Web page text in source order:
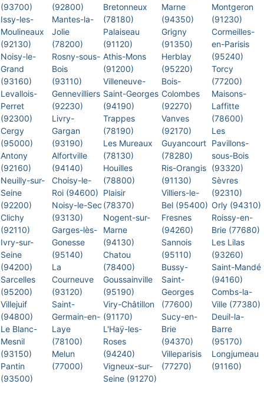
(93700)
Issy-les-
Moulineaux
(92130)
Noisy-le-
Grand
(93160)
Levallois-
Perret
(92300)
Cergy
(95000)
Antony
(92160)
Neuilly-sur-
Seine
(92200)
Clichy
(92110)
Ivry-sur-
Seine
(94200)
Sarcelles
(95200)
Villejuif
(94800)
Le Blanc-
Mesnil
(93150)
Pantin
(93500)
(92800)
Mantes-la-
Jolie
(78200)
Rosny-sous-
Bois
(93110)
Gennevilliers
(92230)
Livry-
Gargan
(93190)
Alfortville
(94140)
Choisy-le-
Roi (94600)
Noisy-le-Sec
(93130)
Garges-lès-
Gonesse
(95140)
La
Courneuve
(93120)
Saint-
Germain-en-
Laye
(78100)
Melun
(77000)
Bretonneux
(78180)
Palaiseau
(91120)
Athis-Mons
(91200)
Villeneuve-
Saint-Georges
(94190)
Trappes
(78190)
Les Mureaux
(78130)
Houilles
(78800)
Plaisir
(78370)
Nogent-sur-
Marne
(94130)
Chatou
(78400)
Goussainville
(95190)
Viry-Châtillon
(91170)
L'Haÿ-les-
Roses
(94240)
Vigneux-sur-
Seine (91270)
Marne
(94350)
Grigny
(91350)
Herblay
(95220)
Bois-
Colombes
(92270)
Vanves
(92170)
Guyancourt
(78280)
Ris-Orangis
(91130)
Villiers-le-
Bel (95400)
Fresnes
(94260)
Sannois
(95110)
Bussy-
Saint-
Georges
(77600)
Sucy-en-
Brie
(94370)
Villeparisis
(77270)
Montgeron
(91230)
Cormeilles-
en-Parisis
(95240)
Torcy
(77200)
Maisons-
Laffitte
(78600)
Les
Pavillons-
sous-Bois
(93320)
Sèvres
(92310)
Orly (94310)
Roissy-en-
Brie (77680)
Les Lilas
(93260)
Saint-Mandé
(94160)
Combs-la-
Ville (77380)
Deuil-la-
Barre
(95170)
Longjumeau
(91160)